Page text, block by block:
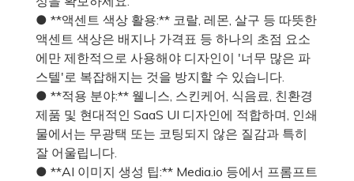
● **액센트 색상 활용:** 코랄, 레몬, 살구 등 따뜻한
액센트 색상은 배지나 가격표 등 하나의 초점 요소
에만 제한적으로 사용해야 디자인이 '너무 많은 파
스텔'로 복잡해지는 것을 방지할 수 있습니다.
● **적용 분야:** 웰니스, 스킨케어, 식음료, 친환경
제품 및 현대적인 SaaS UI 디자인에 적합하며, 인쇄
물에서는 무광택 또는 코팅되지 않은 질감과 특히
잘 어울립니다.
● **AI 이미지 생성 팁:** Media.io 등에서 프롬프트